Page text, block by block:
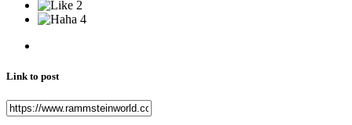
2
4
Link to post